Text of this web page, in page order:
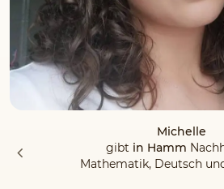
Michelle
gibt in Hamm
Mathematik, Deutsch